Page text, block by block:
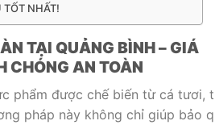
TỐT NHẤT!
TẠI QUẢNG BÌNH – GIÁ
CHÓNG AN TOÀN
phẩm được chế biến từ cá tươi,
pháp này không chỉ giúp bảo